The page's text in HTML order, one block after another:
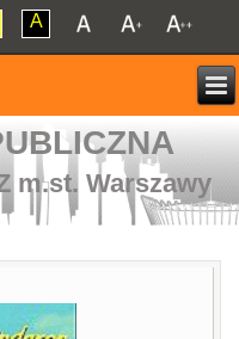
A
m.st. Warszawy